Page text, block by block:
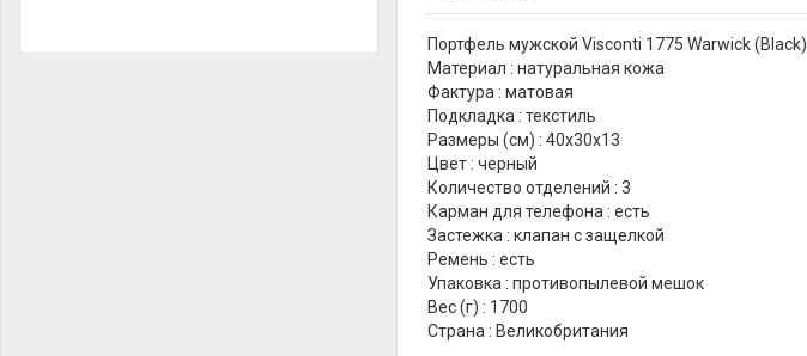
Портфель мужской Visconti 1775 Warwick (Black)
Материал : натуральная кожа
Фактура : матовая
Подкладка : текстиль
Размеры (см) : 40х30х13
Цвет : черный
Количество отделений : 3
Карман для телефона : есть
Застежка : клапан с защелкой
Ремень : есть
Упаковка : противопылевой мешок
Вес (г) : 1700
Страна : Великобритания